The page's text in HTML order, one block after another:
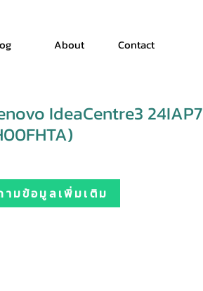
About Contact
IdeaCentre3 24IAP7
ามข้อมูลเพิ่มเติม